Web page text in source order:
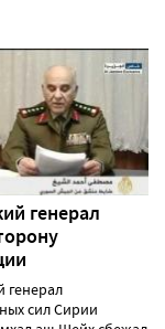
генерал
генерал
сил Сирии